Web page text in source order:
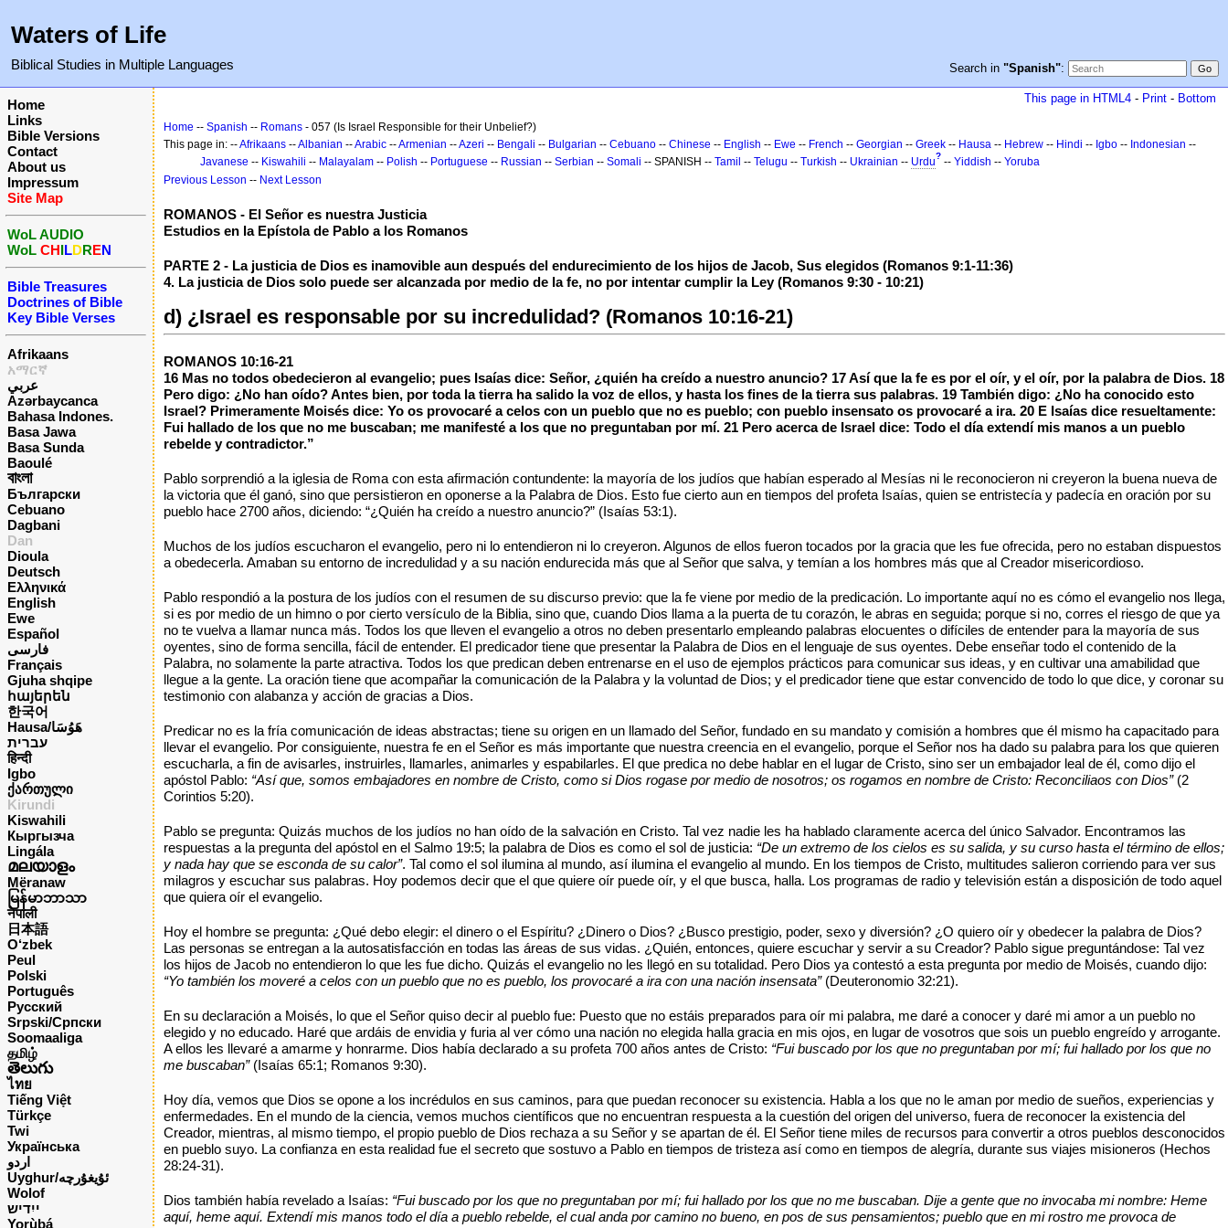
Waters of Life
Biblical Studies in Multiple Languages Search in "Spanish":
Home
Links
Bible Versions
Contact
About us
Impressum
Site Map
WoL AUDIO
WoL CHILDREN
Bible Treasures
Doctrines of Bible
Key Bible Verses
Afrikaans
አማርኛ
عربي
Azərbaycanca
Bahasa Indones.
Basa Jawa
Basa Sunda
Baoulé
বাংলা
Български
Cebuano
Dagbani
Dan
Dioula
Deutsch
Ελληνικά
English
Ewe
Español
فارسی
Français
Gjuha shqipe
հայերեն
한국어
Hausa/هَوُسَا
עברית
हिन्दी
Igbo
ქართული
Kirundi
Kiswahili
Кыргызча
Lingála
മലയാളം
Mëranaw
မြန်မာဘာသာ
नेपाली
日本語
O‘zbek
Peul
Polski
Português
Русский
Srpski/Српски
Soomaaliga
தமிழ்
తెలుగు
ไทย
Tiếng Việt
Türkçe
Twi
Українська
اردو
Uyghur/ئۇيغۇرچه
Wolof
ייִדיש
Yorùbá
This page in HTML4 - Print - Bottom
Home -- Spanish -- Romans - 057 (Is Israel Responsible for their Unbelief?)
This page in: --Afrikaans --Albanian --Arabic --Armenian --Azeri -- Bengali -- Bulgarian -- Cebuano -- Chinese -- English -- Ewe -- French -- Georgian -- Greek -- Hausa -- Hebrew -- Hindi -- Igbo -- Indonesian --
Javanese -- Kiswahili -- Malayalam -- Polish -- Portuguese -- Russian -- Serbian -- Somali -- SPANISH -- Tamil -- Telugu -- Turkish -- Ukrainian -- Urdu? -- Yiddish -- Yoruba
Previous Lesson -- Next Lesson
ROMANOS - El Señor es nuestra Justicia
Estudios en la Epístola de Pablo a los Romanos
PARTE 2 - La justicia de Dios es inamovible aun después del endurecimiento de los hijos de Jacob, Sus elegidos (Romanos 9:1-11:36)
4. La justicia de Dios solo puede ser alcanzada por medio de la fe, no por intentar cumplir la Ley (Romanos 9:30 - 10:21)
d) ¿Israel es responsable por su incredulidad? (Romanos 10:16-21)
ROMANOS 10:16-21
16 Mas no todos obedecieron al evangelio; pues Isaías dice: Señor, ¿quién ha creído a nuestro anuncio? 17 Así que la fe es por el oír, y el oír, por la palabra de Dios. 18
Pero digo: ¿No han oído? Antes bien, por toda la tierra ha salido la voz de ellos, y hasta los fines de la tierra sus palabras. 19 También digo: ¿No ha conocido esto
Israel? Primeramente Moisés dice: Yo os provocaré a celos con un pueblo que no es pueblo; con pueblo insensato os provocaré a ira. 20 E Isaías dice resueltamente:
Fui hallado de los que no me buscaban; me manifesté a los que no preguntaban por mí. 21 Pero acerca de Israel dice: Todo el día extendí mis manos a un pueblo
rebelde y contradictor.”
Pablo sorprendió a la iglesia de Roma con esta afirmación contundente: la mayoría de los judíos que habían esperado al Mesías ni le reconocieron ni creyeron la buena nueva de
la victoria que él ganó, sino que persistieron en oponerse a la Palabra de Dios. Esto fue cierto aun en tiempos del profeta Isaías, quien se entristecía y padecía en oración por su
pueblo hace 2700 años, diciendo: “¿Quién ha creído a nuestro anuncio?” (Isaías 53:1).
Muchos de los judíos escucharon el evangelio, pero ni lo entendieron ni lo creyeron. Algunos de ellos fueron tocados por la gracia que les fue ofrecida, pero no estaban dispuestos
a obedecerla. Amaban su entorno de incredulidad y a su nación endurecida más que al Señor que salva, y temían a los hombres más que al Creador misericordioso.
Pablo respondió a la postura de los judíos con el resumen de su discurso previo: que la fe viene por medio de la predicación. Lo importante aquí no es cómo el evangelio nos llega,
si es por medio de un himno o por cierto versículo de la Biblia, sino que, cuando Dios llama a la puerta de tu corazón, le abras en seguida; porque si no, corres el riesgo de que ya
no te vuelva a llamar nunca más. Todos los que lleven el evangelio a otros no deben presentarlo empleando palabras elocuentes o difíciles de entender para la mayoría de sus
oyentes, sino de forma sencilla, fácil de entender. El predicador tiene que presentar la Palabra de Dios en el lenguaje de sus oyentes. Debe enseñar todo el contenido de la
Palabra, no solamente la parte atractiva. Todos los que predican deben entrenarse en el uso de ejemplos prácticos para comunicar sus ideas, y en cultivar una amabilidad que
llegue a la gente. La oración tiene que acompañar la comunicación de la Palabra y la voluntad de Dios; y el predicador tiene que estar convencido de todo lo que dice, y coronar su
testimonio con alabanza y acción de gracias a Dios.
Predicar no es la fría comunicación de ideas abstractas; tiene su origen en un llamado del Señor, fundado en su mandato y comisión a hombres que él mismo ha capacitado para
llevar el evangelio. Por consiguiente, nuestra fe en el Señor es más importante que nuestra creencia en el evangelio, porque el Señor nos ha dado su palabra para los que quieren
escucharla, a fin de avisarles, instruirles, llamarles, animarles y espabilarles. El que predica no debe hablar en el lugar de Cristo, sino ser un embajador leal de él, como dijo el
apóstol Pablo: “Así que, somos embajadores en nombre de Cristo, como si Dios rogase por medio de nosotros; os rogamos en nombre de Cristo: Reconciliaos con Dios”(2
Corintios 5:20).
Pablo se pregunta: Quizás muchos de los judíos no han oído de la salvación en Cristo. Tal vez nadie les ha hablado claramente acerca del único Salvador. Encontramos las
respuestas a la pregunta del apóstol en el Salmo 19:5; la palabra de Dios es como el sol de justicia: “De un extremo de los cielos es su salida, y su curso hasta el término de ellos;
y nada hay que se esconda de su calor”. Tal como el sol ilumina al mundo, así ilumina el evangelio al mundo. En los tiempos de Cristo, multitudes salieron corriendo para ver sus
milagros y escuchar sus palabras. Hoy podemos decir que el que quiere oír puede oír, y el que busca, halla. Los programas de radio y televisión están a disposición de todo aquel
que quiera oír el evangelio.
Hoy el hombre se pregunta: ¿Qué debo elegir: el dinero o el Espíritu? ¿Dinero o Dios? ¿Busco prestigio, poder, sexo y diversión? ¿O quiero oír y obedecer la palabra de Dios?
Las personas se entregan a la autosatisfacción en todas las áreas de sus vidas. ¿Quién, entonces, quiere escuchar y servir a su Creador? Pablo sigue preguntándose: Tal vez
los hijos de Jacob no entendieron lo que les fue dicho. Quizás el evangelio no les llegó en su totalidad. Pero Dios ya contestó a esta pregunta por medio de Moisés, cuando dijo:
“Yo también los moveré a celos con un pueblo que no es pueblo, los provocaré a ira con una nación insensata”(Deuteronomio 32:21).
En su declaración a Moisés, lo que el Señor quiso decir al pueblo fue: Puesto que no estáis preparados para oír mi palabra, me daré a conocer y daré mi amor a un pueblo no
elegido y no educado. Haré que ardáis de envidia y furia al ver cómo una nación no elegida halla gracia en mis ojos, en lugar de vosotros que sois un pueblo engreído y arrogante.
A ellos les llevaré a amarme y honrarme. Dios había declarado a su profeta 700 años antes de Cristo: “Fui buscado por los que no preguntaban por mí; fui hallado por los que no
me buscaban”(Isaías 65:1; Romanos 9:30).
Hoy día, vemos que Dios se opone a los incrédulos en sus caminos, para que puedan reconocer su existencia. Habla a los que no le aman por medio de sueños, experiencias y
enfermedades. En el mundo de la ciencia, vemos muchos científicos que no encuentran respuesta a la cuestión del origen del universo, fuera de reconocer la existencia del
Creador, mientras, al mismo tiempo, el propio pueblo de Dios rechaza a su Señor y se apartan de él. El Señor tiene miles de recursos para convertir a otros pueblos desconocidos
en pueblo suyo. La confianza en esta realidad fue el secreto que sostuvo a Pablo en tiempos de tristeza así como en tiempos de alegría, durante sus viajes misioneros (Hechos
28:24-31).
Dios también había revelado a Isaías: “Fui buscado por los que no preguntaban por mí; fui hallado por los que no me buscaban. Dije a gente que no invocaba mi nombre: Heme
aquí, heme aquí. Extendí mis manos todo el día a pueblo rebelde, el cual anda por camino no bueno, en pos de sus pensamientos; pueblo que en mi rostro me provoca de